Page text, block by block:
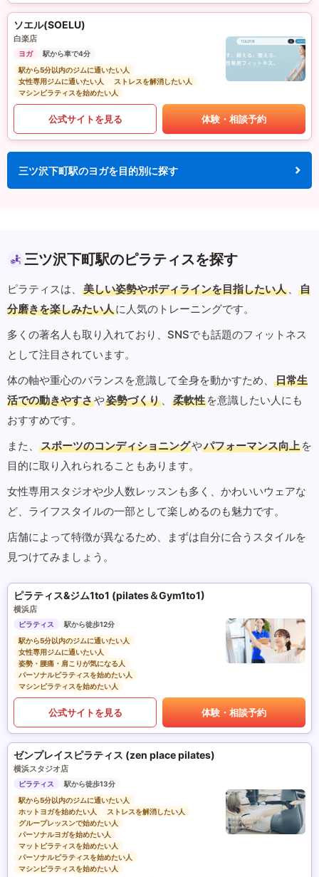
ソエル(SOELU)
白楽店
ヨガ
駅から車で4分
駅から5分以内のジムに通いたい人
女性専用ジムに通いたい人
ストレスを解消したい人
マシンピラティスを始めたい人
公式サイトを見る 体験・相談予約
三ツ沢下町駅のヨガを目的別に探す
三ツ沢下町駅のピラティスを探す
ピラティスは、 美しい姿勢やボディラインを目指したい人 、
自
分磨きを楽しみたい人に人気のトレーニングです。
多くの著名人も取り入れており、SNSでも話題のフィットネス
として注目されています。
体の軸や重心のバランスを意識して全身を動かすため、
日常生
活での動きやすさや姿勢づくり 、 柔軟性 を意識したい人にも
おすすめです。
また、
スポーツのコンディショニングやパフォーマンス向上 を
目的に取り入れられることもあります。
女性専用スタジオや少人数レッスンも多く、かわいいウェアな
ど、ライフスタイルの一部として楽しめるのも魅力です。
店舗によって特徴が異なるため、まずは自分に合うスタイルを
見つけてみましょう。
ピラティス&ジム1to1 (pilates＆Gym1to1)
横浜店
ピラティス
駅から徒歩12分
駅から5分以内のジムに通いたい人
女性専用ジムに通いたい人
姿勢・腰痛・肩こりが気になる人
パーソナルピラティスを始めたい人
マシンピラティスを始めたい人
公式サイトを見る 体験・相談予約
ゼンプレイスピラティス (zen place pilates)
横浜スタジオ店
ピラティス
駅から徒歩13分
駅から5分以内のジムに通いたい人
ホットヨガを始めたい人
ストレスを解消したい人
グループレッスンで始めたい人
パーソナルヨガを始めたい人
マットピラティスを始めたい人
パーソナルピラティスを始めたい人
マシンピラティスを始めたい人